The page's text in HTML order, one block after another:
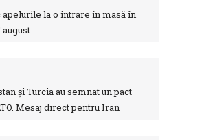
Petru prezintă „INFO Plus” şi
...
dintre cele mai echilibrate și
...
la o intrare în masă în
august
și Turcia au semnat un pact
Mesaj direct pentru Iran